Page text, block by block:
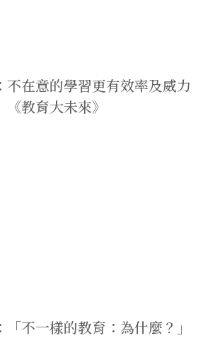
不在意的學習更有效率及威力
《教育大未來》
不一樣的教育：為什麼？」